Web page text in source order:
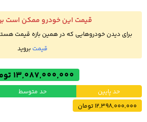
قیمت این خودرو ممکن است
برای دیدن خودروهایی که در همین بازه قیمت
قیمتبروید
12,398,000,000 تومان
13,087,000,000 تومان
حد پایین حد متوسط